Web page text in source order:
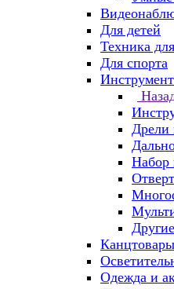
Для детей
Техника
Для спорта
Дрели
Набор
Канцтовары
Одежда и